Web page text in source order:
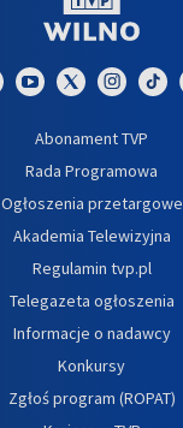
Abonament TVP
Rada Programowa
Ogłoszenia przetargowe
Akademia Telewizyjna
Regulamin tvp.pl
Telegazeta ogłoszenia
Informacje o nadawcy
Konkursy
Zgłoś program (ROPAT)